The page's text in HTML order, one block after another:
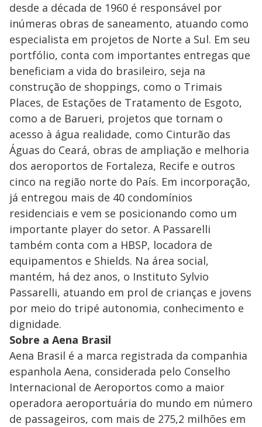
desde a década de 1960 é responsável por
inúmeras obras de saneamento, atuando como
especialista em projetos de Norte a Sul. Em seu
portfólio, conta com importantes entregas que
beneficiam a vida do brasileiro, seja na
construção de shoppings, como o Trimais
Places, de Estações de Tratamento de Esgoto,
como a de Barueri, projetos que tornam o
acesso à água realidade, como Cinturão das
Águas do Ceará, obras de ampliação e melhoria
dos aeroportos de Fortaleza, Recife e outros
cinco na região norte do País. Em incorporação,
já entregou mais de 40 condomínios
residenciais e vem se posicionando como um
importante player do setor. A Passarelli
também conta com a HBSP, locadora de
equipamentos e Shields. Na área social,
mantém, há dez anos, o Instituto Sylvio
Passarelli, atuando em prol de crianças e jovens
por meio do tripé autonomia, conhecimento e
dignidade.
Sobre a Aena Brasil
Aena Brasil é a marca registrada da companhia
espanhola Aena, considerada pelo Conselho
Internacional de Aeroportos como a maior
operadora aeroportuária do mundo em número
de passageiros, com mais de 275,2 milhões em